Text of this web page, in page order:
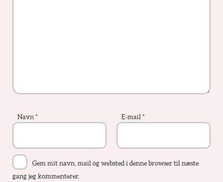
Navn * E-mail *
Gem mit navn, mail og websted i denne browser til næste
gang jeg kommenterer.